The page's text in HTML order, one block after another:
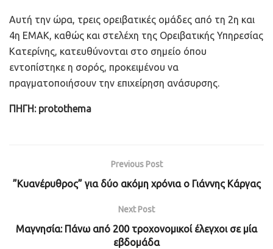
Αυτή την ώρα, τρεις ορειβατικές ομάδες από τη 2η και
4η ΕΜΑΚ, καθώς και στελέχη της Ορειβατικής Υπηρεσίας
Κατερίνης, κατευθύνονται στο σημείο όπου
εντοπίστηκε η σορός, προκειμένου να
πραγματοποιήσουν την επιχείρηση ανάσυρσης.
ΠΗΓΗ: protothema
Previous Post
”Κυανέρυθρος” για δύο ακόμη χρόνια ο Γιάννης Κάργας
Next Post
Μαγνησία: Πάνω από 200 τροχονομικοί έλεγχοι σε μία
εβδομάδα